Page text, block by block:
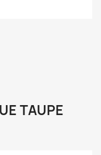
TAUPE